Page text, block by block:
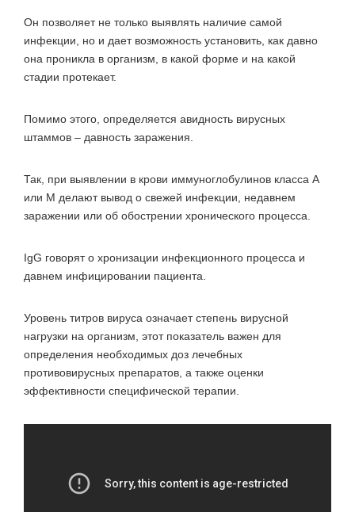
Он позволяет не только выявлять наличие самой
инфекции, но и дает возможность установить, как давно
она проникла в организм, в какой форме и на какой
стадии протекает.
Помимо этого, определяется авидность вирусных
штаммов – давность заражения.
Так, при выявлении в крови иммуноглобулинов класса А
или М делают вывод о свежей инфекции, недавнем
заражении или об обострении хронического процесса.
IgG говорят о хронизации инфекционного процесса и
давнем инфицировании пациента.
Уровень титров вируса означает степень вирусной
нагрузки на организм, этот показатель важен для
определения необходимых доз лечебных
противовирусных препаратов, а также оценки
эффективности специфической терапии.